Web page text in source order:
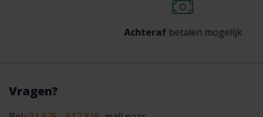
Achterafbetalen mogelijk
Vragen?